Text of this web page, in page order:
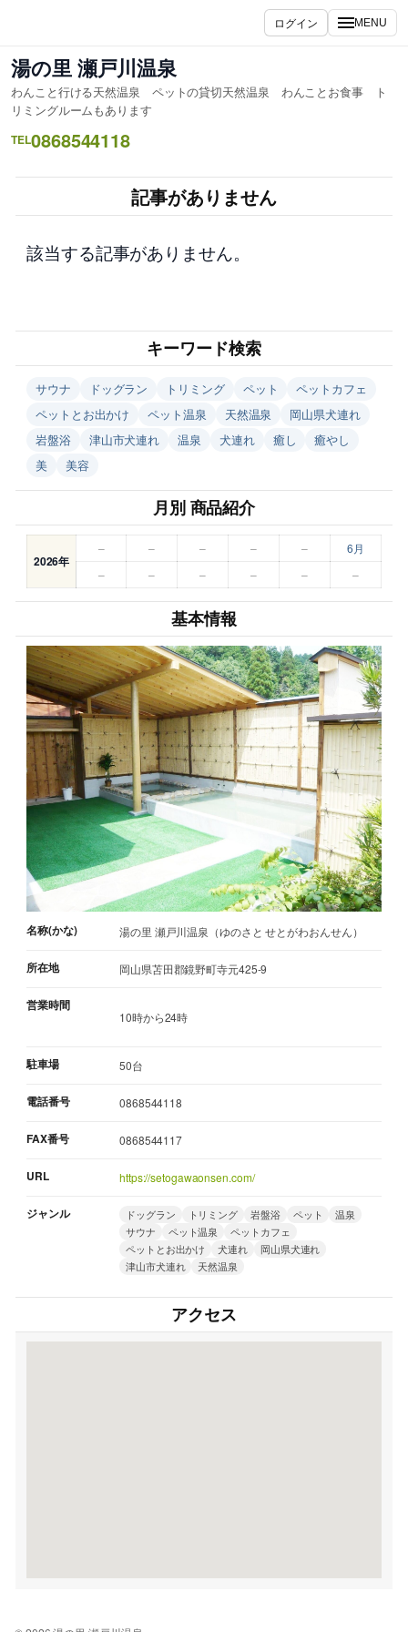
を
ス
キ
ッ
プ
ログイン MENU
湯の里 瀬戸川温泉
わんこと行ける天然温泉 ペットの貸切天然温泉 わんことお食事 ト
リミングルームもあります
TEL0868544118
記事がありません
該当する記事がありません。
キーワード検索
サウナ ドッグラン トリミング ペット
ペットカフェ
ペットとお出かけ
ペット温泉 天然温泉
岡山県犬連れ
岩盤浴
津山市犬連れ 温泉 犬連れ 癒し
癒やし
美
美容
月別 商品紹介
2026年
– – – – –
6月
–
– – – – –
基本情報
名称(かな) 湯の里 瀬戸川温泉（ゆのさと せとがわおんせん）
所在地 岡山県苫田郡鏡野町寺元425-9
営業時間
10時から24時
駐車場 50台
電話番号 0868544118
FAX番号 0868544117
URL https://setogawaonsen.com/
ジャンル ドッグラン トリミング 岩盤浴 ペット
温泉
サウナ
ペット温泉
ペットカフェ
ペットとお出かけ
犬連れ
岡山県犬連れ
津山市犬連れ
天然温泉
アクセス